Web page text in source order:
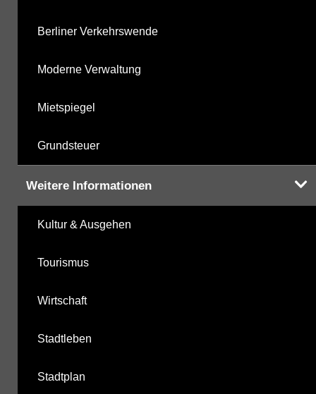
Berliner Verkehrswende
Moderne Verwaltung
Mietspiegel
Grundsteuer
Weitere Informationen
Kultur & Ausgehen
Tourismus
Wirtschaft
Stadtleben
Stadtplan